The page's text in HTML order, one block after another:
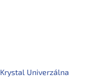
Krystal Univerzálna